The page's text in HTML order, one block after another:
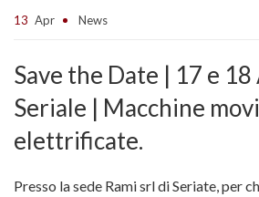
13 Apr News
Save the Date | 17 e
Seriale | Macchine
elettrificate.
Presso la sede Rami srl di Seriate, per